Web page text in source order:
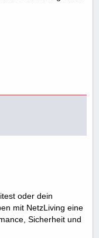
oder dein
mit NetzLiving eine
Sicherheit und